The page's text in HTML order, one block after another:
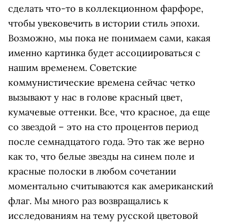
сделать что-то в коллекционном фарфоре,
чтобы увековечить в истории стиль эпохи.
Возможно, мы пока не понимаем сами, какая
именно картинка будет ассоциироваться с
нашим временем. Советские
коммунистические времена сейчас четко
вызывают у нас в голове красный цвет,
кумачевые оттенки. Все, что красное, да еще
со звездой – это на сто процентов период
после семнадцатого года. Это так же верно
как то, что белые звезды на синем поле и
красные полоски в любом сочетании
моментально считываются как американский
флаг. Мы много раз возвращались к
исследованиям на тему русской цветовой